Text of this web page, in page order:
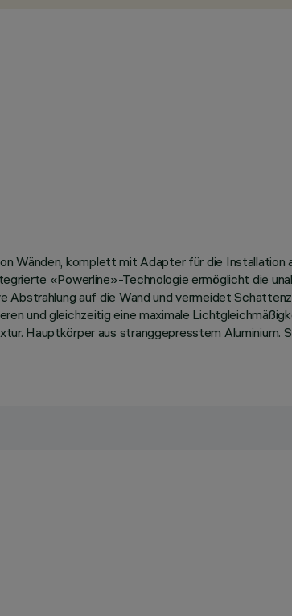
Wänden, komplett mit Adapter für die Installation
«Powerline»-Technologie ermöglicht die
auf die Wand und vermeidet
und gleichzeitig eine maximale
Hauptkörper aus stranggepresstem Aluminium.